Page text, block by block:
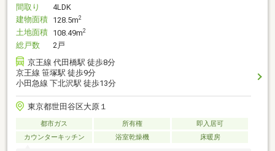
間取り
4LDK
建物面積 128.5m2
土地面積 108.49m2
総戸数
2戸
京王線 代田橋駅 徒歩8分
京王線 笹塚駅 徒歩9分
小田急線 下北沢駅 徒歩13分
東京都世田谷区大原１
都市ガス 所有権
即入居可
カウンターキッチン
浴室乾燥機 床暖房